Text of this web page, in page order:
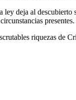
deja al descubierto
riquezas de